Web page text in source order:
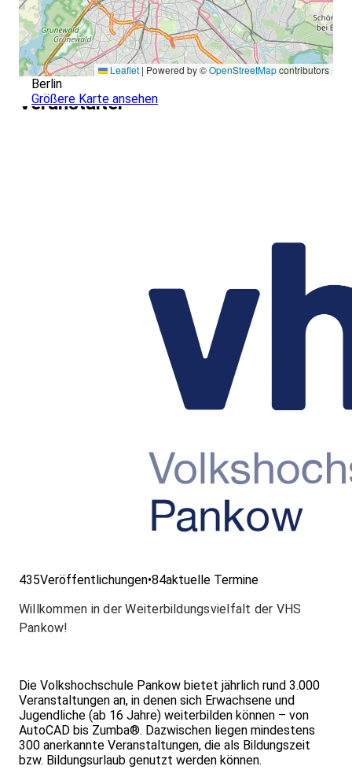
Leaflet | Powered by ©OpenStreetMapcontributors
Berlin
Größere Karte ansehen
Veranstalter
435Veröffentlichungen•84aktuelle Termine
Willkommen in der Weiterbildungsvielfalt der VHS
Pankow!
Die Volkshochschule Pankow bietet jährlich rund 3.000
Veranstaltungen an, in denen sich Erwachsene und
Jugendliche (ab 16 Jahre) weiterbilden können – von
AutoCAD bis Zumba®. Dazwischen liegen mindestens
300 anerkannte Veranstaltungen, die als Bildungszeit
bzw. Bildungsurlaub genutzt werden können.